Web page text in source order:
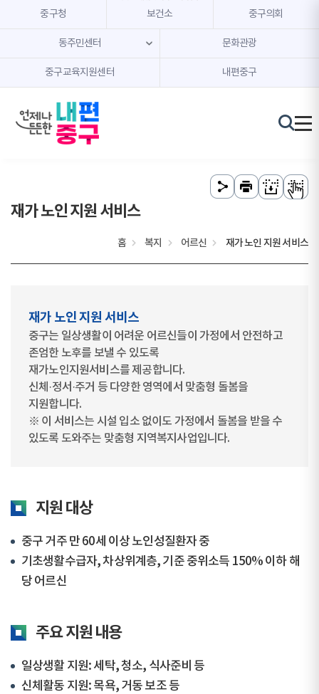
본문 내용 바로가기
주메뉴 바로가기
중구청 보건소 중구의회
동주민센터 문화관광
중구교육지원센터 내편중구
재가 노인 지원 서비스
홈 복지 어르신 재가 노인 지원 서비스
재가 노인 지원 서비스
중구는 일상생활이 어려운 어르신들이 가정에서 안전하고
존엄한 노후를 보낼 수 있도록
재가노인지원서비스를 제공합니다.
신체·정서·주거 등 다양한 영역에서 맞춤형 돌봄을
지원합니다.
※ 이 서비스는 시설 입소 없이도 가정에서 돌봄을 받을 수
있도록 도와주는 맞춤형 지역복지사업입니다.
지원 대상
중구 거주 만 60세 이상 노인성질환자 중
기초생활수급자, 차상위계층, 기준 중위소득 150% 이하 해
당 어르신
주요 지원 내용
일상생활 지원: 세탁, 청소, 식사준비 등
신체활동 지원: 목욕, 거동 보조 등